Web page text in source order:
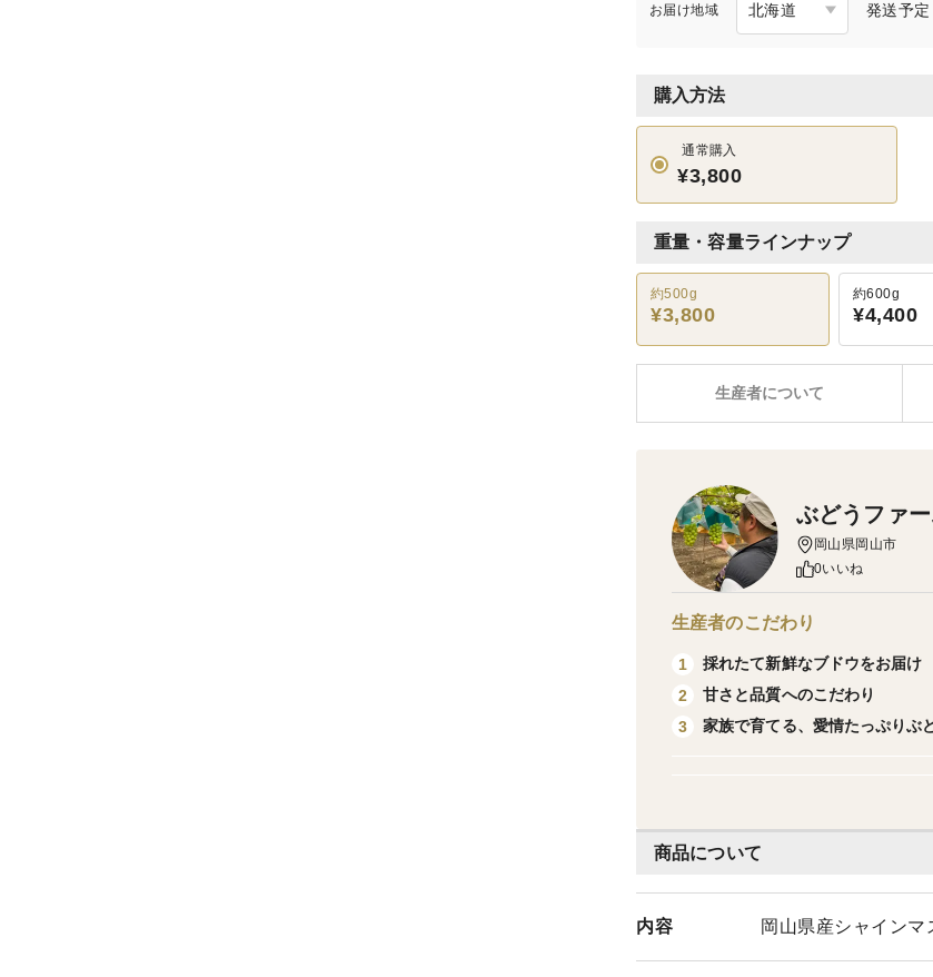
お届け地域 発送予
購入方法
通常購入
¥3,800
重量・容量ラインナップ
約500g
¥3,800
約600g
¥4,400
生産者について
商品について
内容 岡山県産シャインマ
ぶどうファー
岡山県岡山市
0いいね
生産者のこだわり
1
採れたて新鮮なブドウをお届け
2
甘さと品質へのこだわり
3
家族で育てる、愛情たっぷりぶ